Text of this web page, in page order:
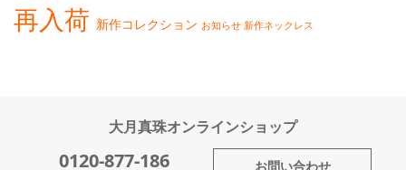
再入荷 新作コレクション お知らせ 新作ネックレス
大月真珠オンラインショップ
0120-877-186 お問い合わせ